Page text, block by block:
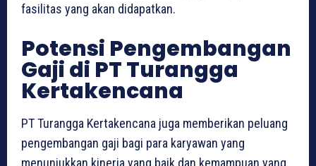
fasilitas yang akan didapatkan.
Potensi Pengembangan
Gaji di PT Turangga
Kertakencana
PT Turangga Kertakencana juga memberikan peluang
pengembangan gaji bagi para karyawan yang
menunjukkan kinerja yang baik dan kemampuan yang